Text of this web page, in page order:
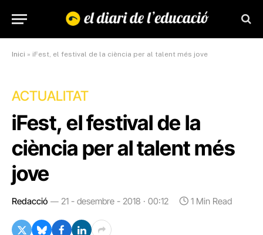
Inici » iFest, el festival de la ciència per al talent més jove
ACTUALITAT
iFest, el festival de la
ciència per al talent més
jove
Redacció 21 - desembre - 2018 · 00:12 1 Min Read